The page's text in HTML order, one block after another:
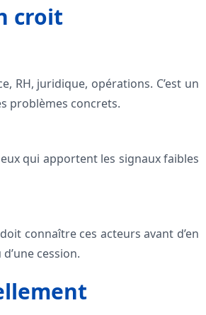
croit
RH, juridique, opérations. C’est un
problèmes concrets.
qui apportent les signaux faibles
connaître ces acteurs avant d’en
cession.